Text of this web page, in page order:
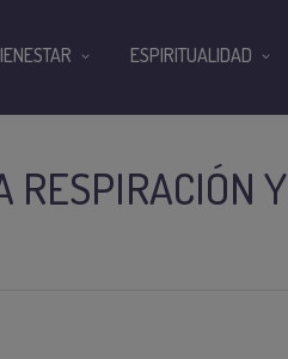
RESPIRACIÓN Y
ESPIRITUALIDAD